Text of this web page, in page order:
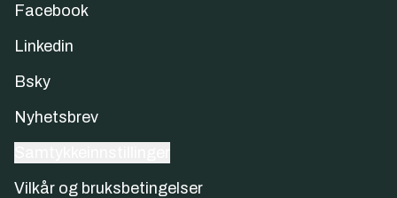
Facebook
Linkedin
Bsky
Nyhetsbrev
Vilkår og bruksbetingelser